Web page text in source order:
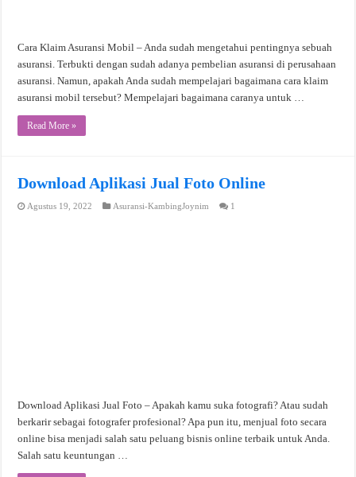
Cara Klaim Asuransi Mobil – Anda sudah mengetahui pentingnya sebuah
asuransi. Terbukti dengan sudah adanya pembelian asuransi di perusahaan
asuransi. Namun, apakah Anda sudah mempelajari bagaimana cara klaim
asuransi mobil tersebut? Mempelajari bagaimana caranya untuk …
Read More »
Download Aplikasi Jual Foto Online
Agustus 19, 2022 Asuransi-KambingJoynim 1
Download Aplikasi Jual Foto – Apakah kamu suka fotografi? Atau sudah
berkarir sebagai fotografer profesional? Apa pun itu, menjual foto secara
online bisa menjadi salah satu peluang bisnis online terbaik untuk Anda.
Salah satu keuntungan …